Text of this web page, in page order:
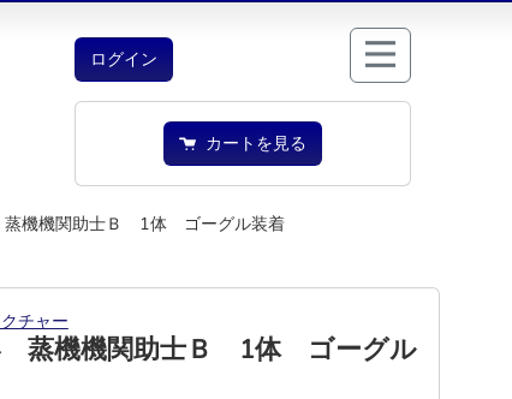
ログイン
カートを見る
機機関助士Ｂ 1体 ゴーグル装着
チャー
蒸機機関助士Ｂ 1体 ゴーグル